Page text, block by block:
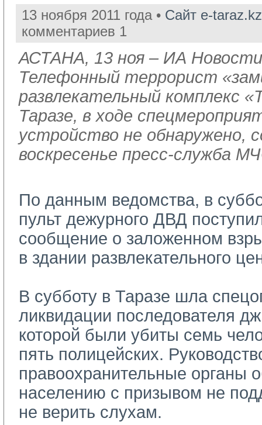
13 ноября 2011 года • Сайт e-taraz.kz
комментариев 1
АСТАНА, 13 ноя – ИА
Телефонный террорист
развлекательный комплекс
Таразе, в ходе
устройство не обнаружено,
воскресенье пресс-служба
По данным ведомства, в
пульт дежурного ДВД
сообщение о заложенном
в здании развлекательного
В субботу в Таразе шла
ликвидации последователя
которой были убиты семь
пять полицейских.
правоохранительные органы
населению с призывом не
не верить слухам.